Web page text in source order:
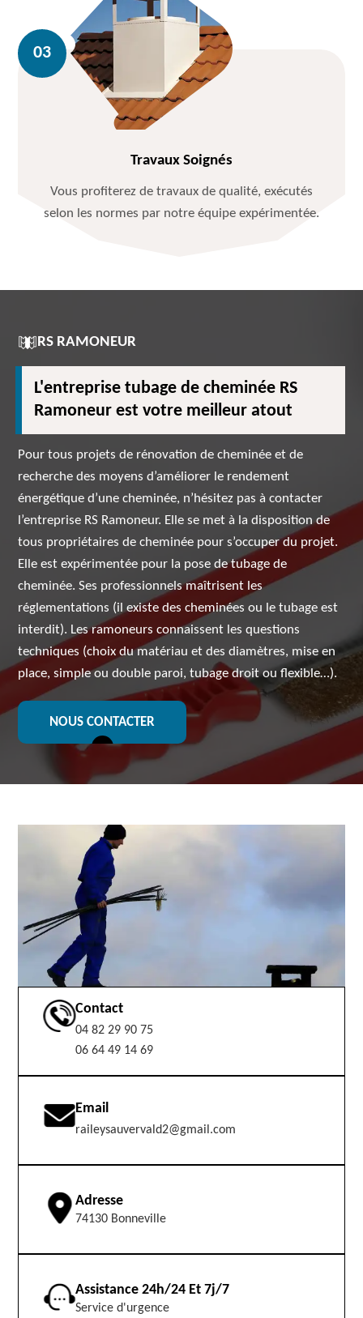
Travaux Soignés
Vous profiterez de travaux de qualité, exécutés
selon les normes par notre équipe expérimentée.
RS RAMONEUR
L'entreprise tubage de cheminée RS
Ramoneur est votre meilleur atout
Pour tous projets de rénovation de cheminée et de
recherche des moyens d’améliorer le rendement
énergétique d’une cheminée, n’hésitez pas à contacter
l’entreprise RS Ramoneur. Elle se met à la disposition de
tous propriétaires de cheminée pour s’occuper du projet.
Elle est expérimentée pour la pose de tubage de
cheminée. Ses professionnels maîtrisent les
réglementations (il existe des cheminées ou le tubage est
interdit). Les ramoneurs connaissent les questions
techniques (choix du matériau et des diamètres, mise en
place, simple ou double paroi, tubage droit ou flexible…).
NOUS CONTACTER
Contact
04 82 29 90 75
06 64 49 14 69
Email
raileysauvervald2@gmail.com
Adresse
74130 Bonneville
Assistance 24h/24 Et 7j/7
Service d'urgence